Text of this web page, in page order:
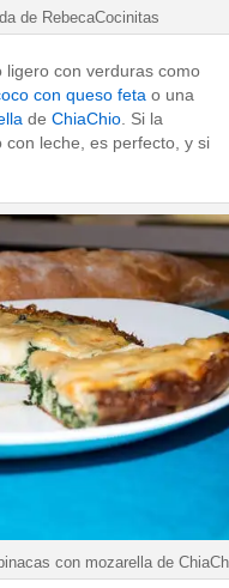
de RebecaCocinitas
ligero con verduras como
con queso feta o una
de ChiaChio . Si la
leche, es perfecto, y si
con mozarella de